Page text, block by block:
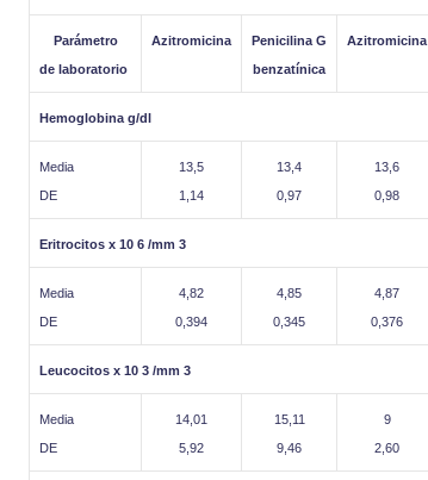
Parámetro
de laboratorio
Azitromicina
Penicilina G
benzatínica
Azitromicina
Hemoglobina g/dl
Media
DE
13,5
1,14
13,4
0,97
13,6
0,98
Eritrocitos x 10 6 /mm 3
Media
DE
4,82
0,394
4,85
0,345
4,87
0,376
Leucocitos x 10 3 /mm 3
Media
DE
14,01
5,92
15,11
9,46
9
2,60